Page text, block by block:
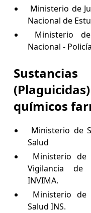
Ministerio de
Nacional de
Ministerio
Nacional -
químicos
Ministerio de
Salud
Ministerio
Vigilancia de
INVIMA.
Ministerio
Salud INS.